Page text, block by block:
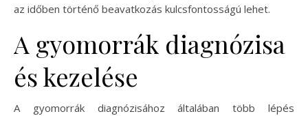
az időben történő beavatkozás kulcsfontosságú lehet.
A gyomorrák diagnózisa
és kezelése
A gyomorrák diagnózisához általában több lépés